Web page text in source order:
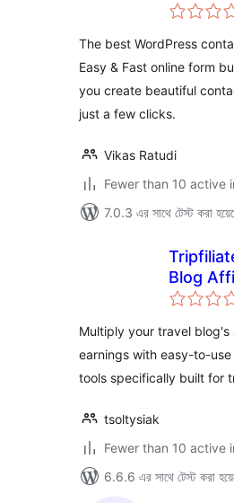
Popup
The best WordPress
Easy & Fast online form
you create beautiful
just a few clicks.
Vikas Ratudi
Fewer than 10 active
7.0.3 এর সাথে টেস্ট করা
Blog
Multiply your travel blog's
earnings with easy-to-
tools specifically built for
tsoltysiak
Fewer than 10 active
6.6.6 এর সাথে টেস্ট করা